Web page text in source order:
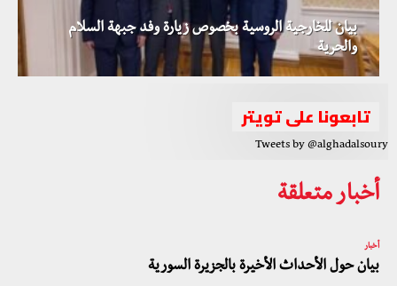
بيان للخارجية الروسية بخصوص زيارة وفد جبهة السلام
والحرية
تابعونا على تويتر
Tweets by @alghadalsoury
أخبار متعلقة
أخبار
بيان حول الأحداث الأخيرة بالجزيرة السورية